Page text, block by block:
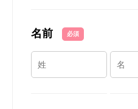
名前 必須